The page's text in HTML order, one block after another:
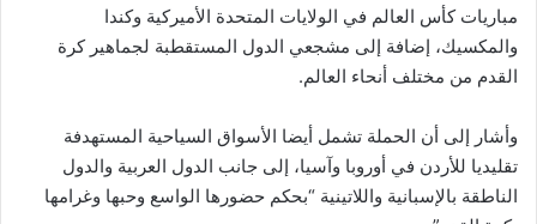
مباريات كأس العالم في الولايات المتحدة الأميركية وكندا
والمكسيك، إضافة إلى مشجعي الدول المستقطبة لجماهير كرة
القدم من مختلف أنحاء العالم.
وأشار إلى أن الحملة تشمل أيضا الأسواق السياحية المستهدفة
تقليديا للأردن في أوروبا وآسيا، إلى جانب الدول العربية والدول
الناطقة بالإسبانية واللاتينية “بحكم حضورها الواسع وحبها وغرامها